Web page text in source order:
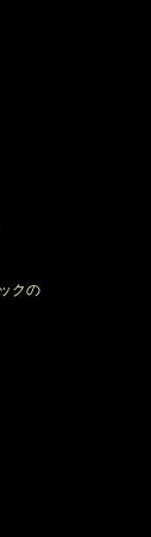
クの